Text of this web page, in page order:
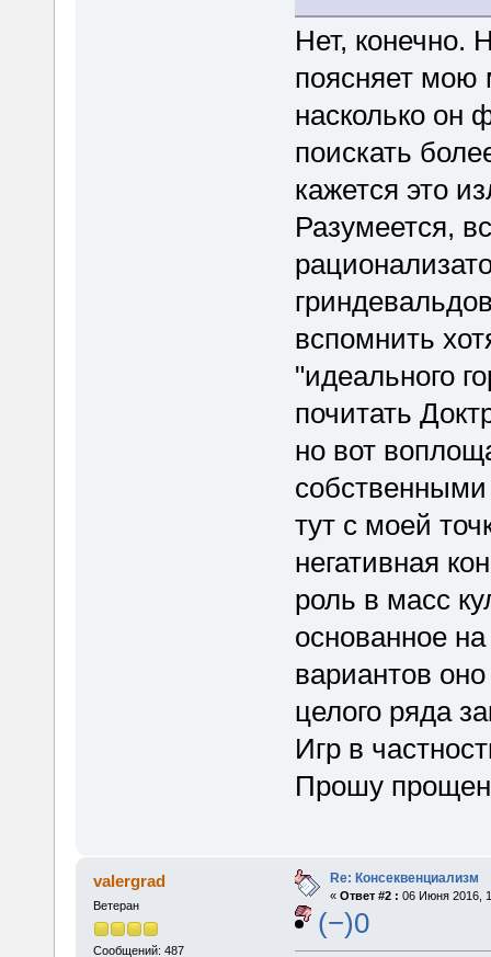
Нет, конечно.
поясняет мою
насколько он
поискать
кажется это
Разумеется,
вспомнить
"идеального
почитать
но вот
тут с моей
негативная
роль в масс
основанное
вариантов
целого ряда
Игр в
Прошу
valergrad
Ветеран
Сообщений: 487
Re: Консеквенциализм
« Ответ #2 : 06 Июня 2016,
(−)0